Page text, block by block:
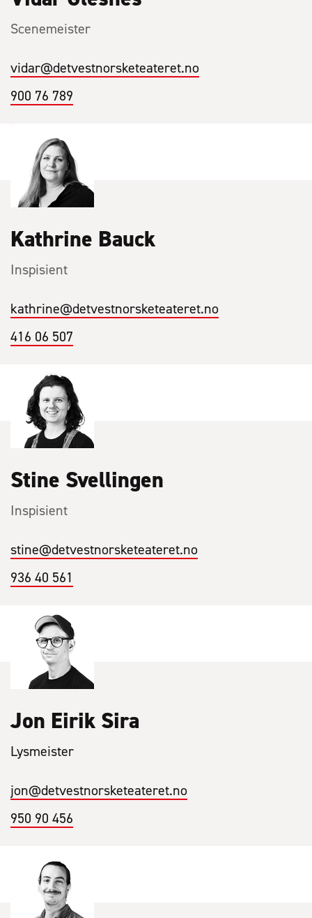
Scenemeister
vidar@detvestnorsketeateret.no
900 76 789
Kathrine Bauck
Inspisient
kathrine@detvestnorsketeateret.no
416 06 507
Stine Svellingen
Inspisient
stine@detvestnorsketeateret.no
936 40 561
Jon Eirik Sira
Lysmeister
jon@detvestnorsketeateret.no
950 90 456